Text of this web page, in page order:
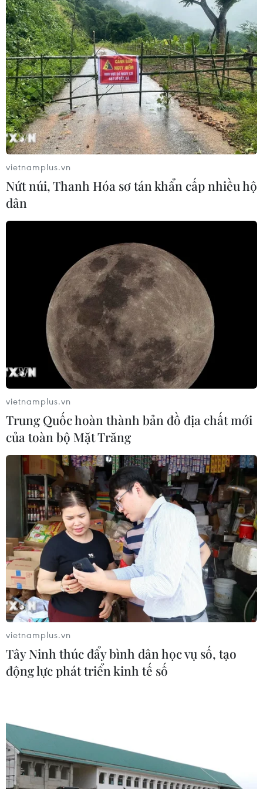
TIN CÙNG CHUYÊN MỤC
Cơ cấu lại vốn nhà nước tại doanh
vietnamplus.vn
Nứt núi, Thanh Hóa sơ tán khẩn cấp nhiều hộ
dân
vietnamplus.vn
Trung Quốc hoàn thành bản đồ địa chất mới
của toàn bộ Mặt Trăng
vietnamplus.vn
Tây Ninh thúc đẩy bình dân học vụ số, tạo
động lực phát triển kinh tế số